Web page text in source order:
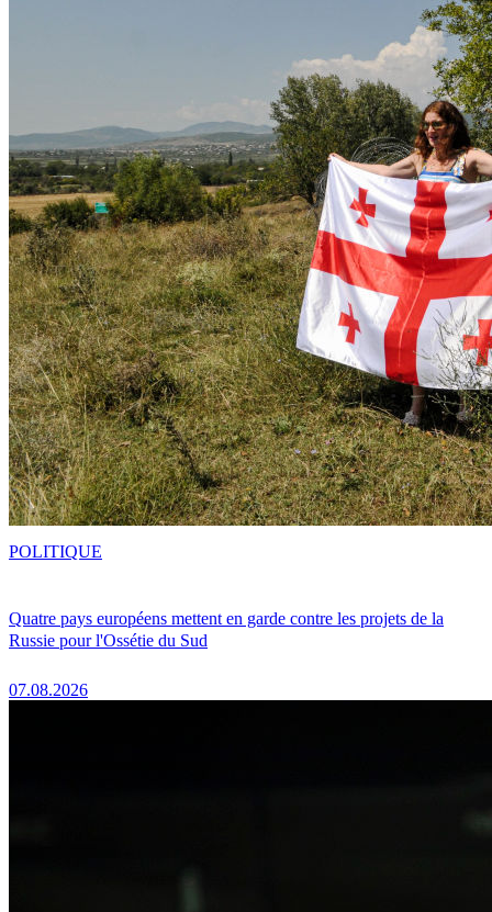
Quatre pays européens mettent en garde contre les projets de la
Russie pour l'Ossétie du Sud
07.08.2026
POLITIQUE